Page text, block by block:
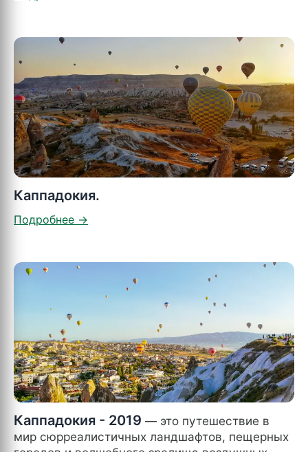
Каппадокия.
Каппадокия - 2019 — это путешествие в
мир сюрреалистичных ландшафтов, пещерных